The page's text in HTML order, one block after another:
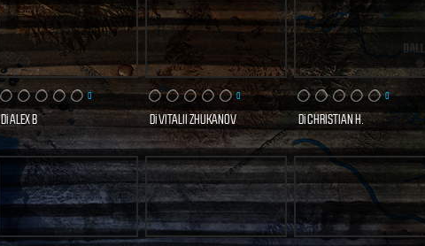
2 VISITE
SCOPRI E VOTA
ORA
1 VISITE
SCOPRI E VOTA
ORA
1 VISITE
SCOPRI E VOTA
ORA
0 VISITE
SCOPRI E VOTA
ORA
0
DiALEX B
0 VISITE
SCOPRI E VOTA
ORA
0
DiVITALII ZHUKANOV
0 VISITE
SCOPRI E VOTA
ORA
0
DiCHRISTIAN H.